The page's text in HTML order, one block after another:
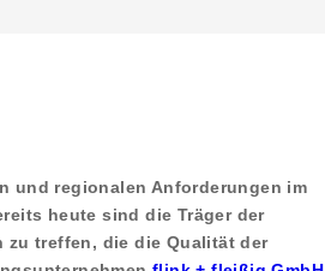
und regionalen Anforderungen im
heute sind die Träger der
treffen, die die Qualität der